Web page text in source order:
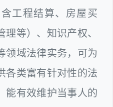
工程结算、房屋买
等）、知识产权、
领域法律实务，可为
各类富有针对性的法
能有效维护当事人的